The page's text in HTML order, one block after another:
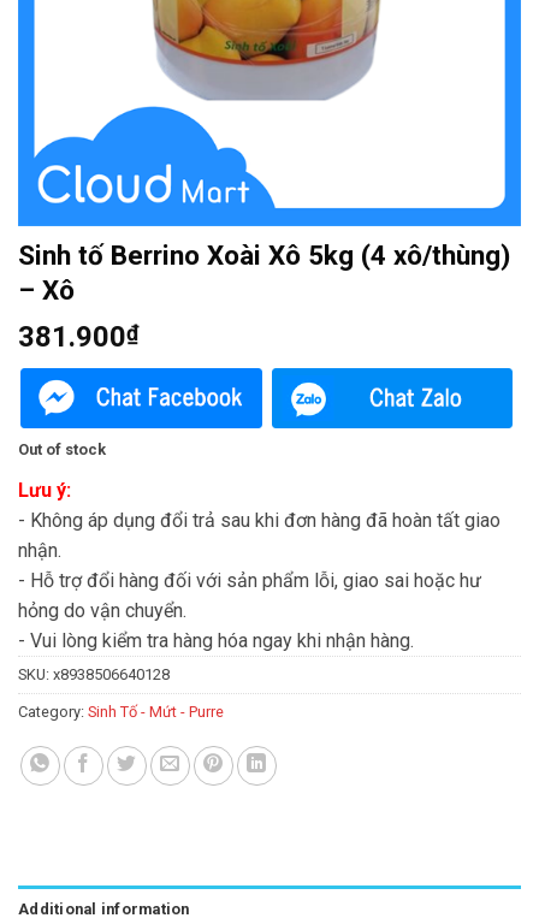
Sinh tố Berrino Xoài Xô 5kg (4 xô/thùng)
– Xô
381.900₫
Out of stock
Lưu ý:
- Không áp dụng đổi trả sau khi đơn hàng đã hoàn tất giao
nhận.
- Hỗ trợ đổi hàng đối với sản phẩm lỗi, giao sai hoặc hư
hỏng do vận chuyển.
- Vui lòng kiểm tra hàng hóa ngay khi nhận hàng.
SKU: x8938506640128
Category: Sinh Tố - Mứt - Purre
Additional information